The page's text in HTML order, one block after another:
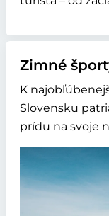
Zimné
K
Slovensku
prídu na svoje